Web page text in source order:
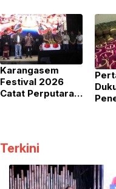
Bersama
Optimalisasi
Pajak
SAR
Karangasem
Festival 2026
Catat Perputaran
Terkini